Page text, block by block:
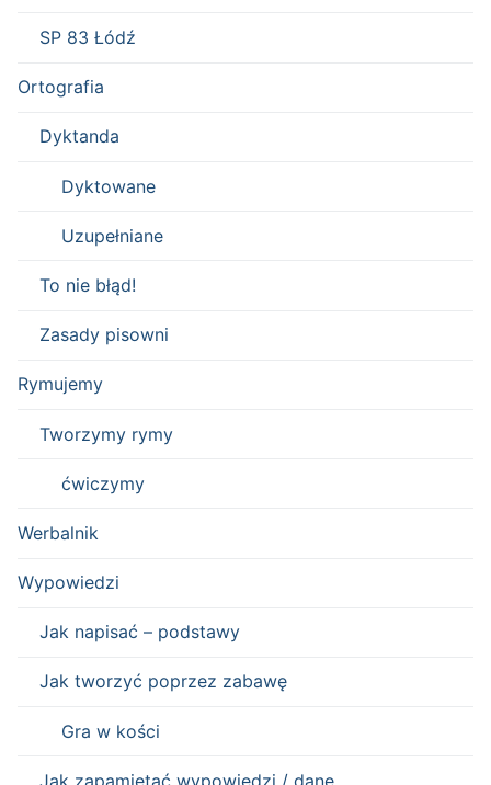
SP 83 Łódź
Ortografia
Dyktanda
Dyktowane
Uzupełniane
To nie błąd!
Zasady pisowni
Rymujemy
Tworzymy rymy
ćwiczymy
Werbalnik
Wypowiedzi
Jak napisać – podstawy
Jak tworzyć poprzez zabawę
Gra w kości
Jak zapamiętać wypowiedzi / dane